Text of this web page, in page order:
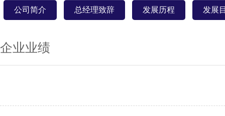
公司简介 总经理致辞 发展历程 发展
企业业绩